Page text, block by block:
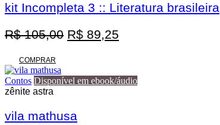
kit Incompleta 3 :: Literatura brasileira
R$105,00 O
era:
R$ 89,25
é:
COMPRAR
Contos Disponível em ebook/áudio
zênite astra
vila mathusa